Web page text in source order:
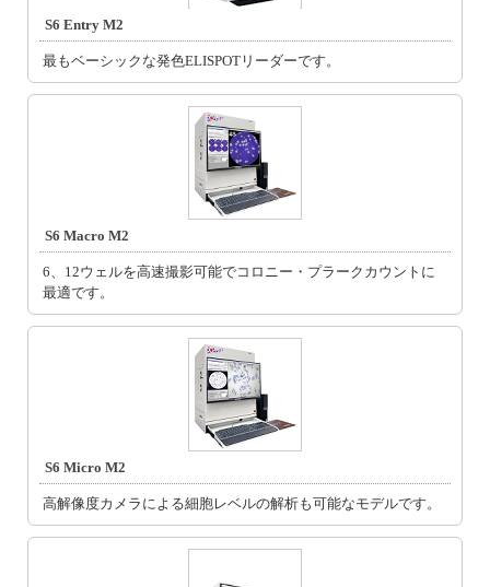
S6 Entry M2
最もベーシックな発色ELISPOTリーダーです。
S6 Macro M2
6、12ウェルを高速撮影可能でコロニー・プラークカウントに
最適です。
S6 Micro M2
高解像度カメラによる細胞レベルの解析も可能なモデルです。